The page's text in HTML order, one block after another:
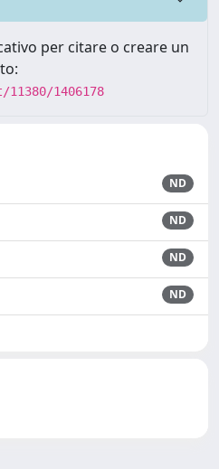
per citare o creare un
1406178
ND
ND
ND
ND